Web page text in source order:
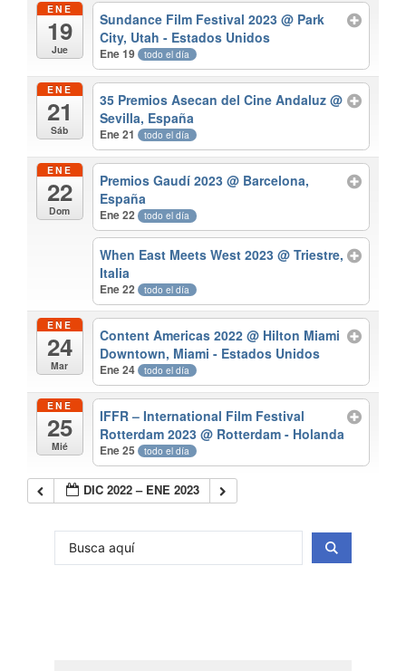
ENE
19
Jue
Sundance Film Festival 2023@ Park
City, Utah - Estados Unidos
Ene 19 todo el día
ENE
21
Sáb
35 Premios Asecan del Cine Andaluz@
Sevilla, España
Ene 21 todo el día
ENE
22
Dom
Premios Gaudí 2023@ Barcelona,
España
Ene 22 todo el día
When East Meets West 2023@ Triestre,
Italia
Ene 22 todo el día
ENE
24
Mar
Content Americas 2022@ Hilton Miami
Downtown, Miami - Estados Unidos
Ene 24 todo el día
ENE
25
Mié
IFFR – International Film Festival
Rotterdam 2023@ Rotterdam - Holanda
Ene 25 todo el día
DIC 2022 – ENE 2023